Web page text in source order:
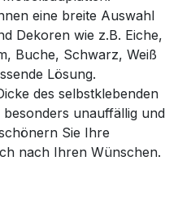
eine breite Auswahl
Dekoren wie z.B. Eiche,
Buche, Schwarz, Weiß
Lösung.
des selbstklebenden
unauffällig und
Sie Ihre
nach Ihren Wünschen.